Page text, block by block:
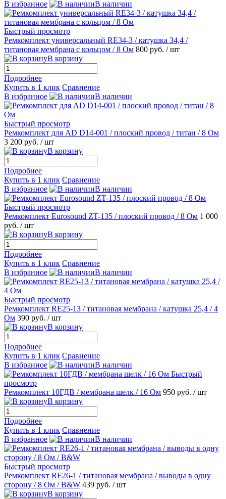
В избранное В наличии
Быстрый просмотр
Ремкомплект универсальный RE34-3 / катушка 34,4 /
титановая мембрана с кольцом / 8 Ом 800 руб. / шт
В корзину
Подробнее
Купить в 1 клик Сравнение
В избранное
В наличии
Быстрый просмотр
Ремкомплект для AD D14-001 / плоский провод / титан / 8 Ом
3 200 руб. / шт
В корзину
Подробнее
Купить в 1 клик Сравнение
В избранное
В наличии
Быстрый просмотр
Ремкомплект Eurosound ZT-135 / плоский провод / 8 Ом 1 000
руб. / шт
В корзину
Подробнее
Купить в 1 клик Сравнение
В избранное
В наличии
Быстрый просмотр
Ремкомплект RE25-13 / титановая мембрана / катушка 25,4 / 4
Ом 390 руб. / шт
В корзину
Подробнее
Купить в 1 клик Сравнение
В избранное
В наличии
Быстрый
просмотр
Ремкомплект 10ГДВ / мембрана шелк / 16 Ом 950 руб. / шт
В корзину
Подробнее
Купить в 1 клик Сравнение
В избранное
В наличии
Быстрый просмотр
Ремкомплект RE26-1 / титановая мембрана / выводы в одну
сторону / 8 Ом / B&W 439 руб. / шт
В корзину